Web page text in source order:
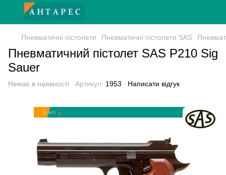
Пневматичні пістолети Пневматичні пістолети SAS
Пневматичний пістолет SAS P210 Sig
Sauer
Немає в наявності Артикул: 1953 Написати відгук